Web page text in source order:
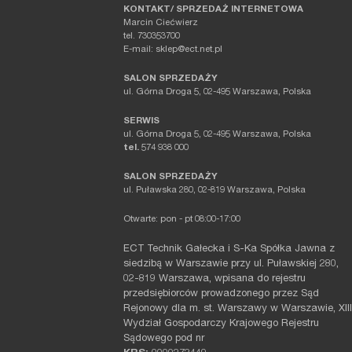
KONTAKT/ SPRZEDAŻ INTERNETOWA
Marcin Ciećwierz
tel. 730353700
E-mail: sklep@ect.net.pl
SALON SPRZEDAŻY
ul. Górna Droga 5, 02-495 Warszawa, Polska
SERWIS
ul. Górna Droga 5, 02-495 Warszawa, Polska
tel. 574 938 000
SALON SPRZEDAŻY
ul. Puławska 280, 02-819 Warszawa, Polska
Otwarte: pon - pt 08:00-17:00
ECT Technik Gałecka i S-Ka Spółka Jawna z
siedzibą w Warszawie przy ul. Puławskiej 280,
02-819 Warszawa, wpisana do rejestru
przedsiębiorców prowadzonego przez Sąd
Rejonowy dla m. st. Warszawy w Warszawie, XIII
Wydział Gospodarczy Krajowego Rejestru
Sądowego pod nr